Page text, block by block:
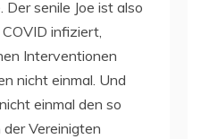
senile Joe ist also
infiziert,
Interventionen
nicht einmal. Und
einmal den so
Vereinigten